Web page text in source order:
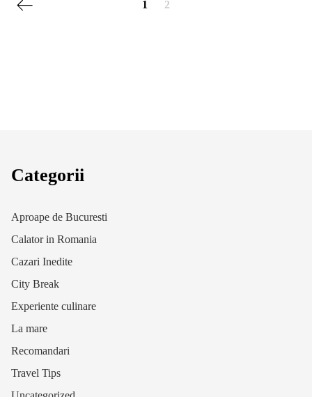
Previous page 1 2
Categorii
Aproape de Bucuresti
Calator in Romania
Cazari Inedite
City Break
Experiente culinare
La mare
Recomandari
Travel Tips